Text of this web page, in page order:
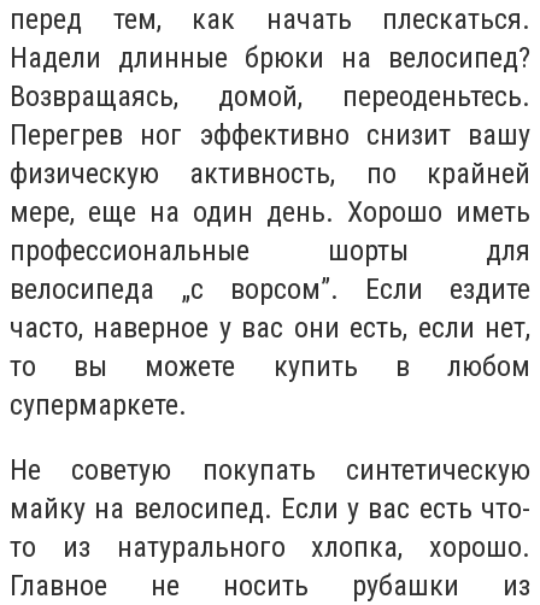
перед тем, как начать плескаться.
Надели длинные брюки на велосипед?
Возвращаясь, домой, переоденьтесь.
Перегрев ног эффективно снизит вашу
физическую активность, по крайней
мере, еще на один день. Хорошо иметь
профессиональные шорты для
велосипеда „с ворсом”. Если ездите
часто, наверное у вас они есть, если нет,
то вы можете купить в любом
супермаркете.
Не советую покупать синтетическую
майку на велосипед. Если у вас есть что-
то из натурального хлопка, хорошо.
Главное не носить рубашки из